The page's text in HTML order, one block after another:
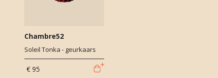
Chambre52
Soleil Tonka - geurkaars
€ 95